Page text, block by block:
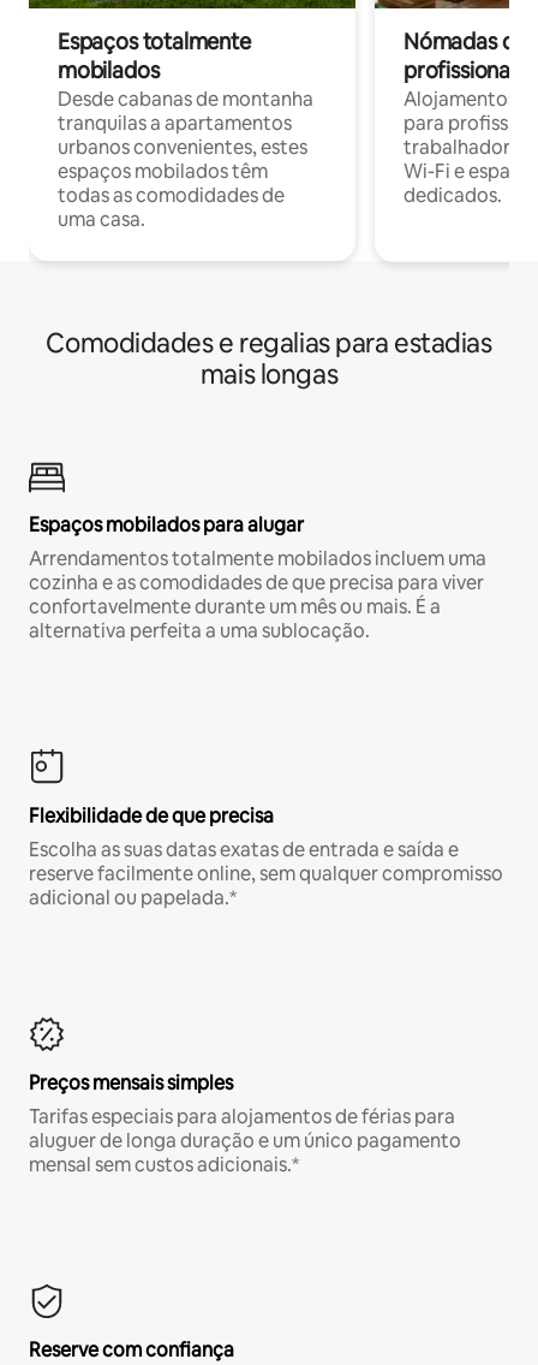
Espaços totalmente
mobilados
Desde cabanas de montanha
tranquilas a apartamentos
urbanos convenientes, estes
espaços mobilados têm
todas as comodidades de
uma casa.
Nómadas
profissionais
Alojamentos
para
trabalhadores
Wi-Fi e
dedicados.
Comodidades e regalias para estadias
mais longas
Espaços mobilados para alugar
Arrendamentos totalmente mobilados incluem uma
cozinha e as comodidades de que precisa para viver
confortavelmente durante um mês ou mais. É a
alternativa perfeita a uma sublocação.
Flexibilidade de que precisa
Escolha as suas datas exatas de entrada e saída e
reserve facilmente online, sem qualquer compromisso
adicional ou papelada.*
Preços mensais simples
Tarifas especiais para alojamentos de férias para
aluguer de longa duração e um único pagamento
mensal sem custos adicionais.*
Reserve com confiança